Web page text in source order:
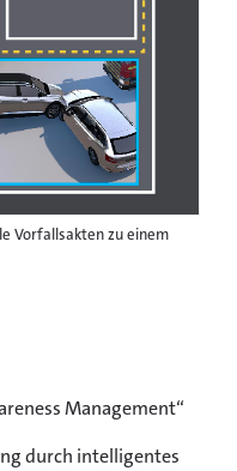
Vorfallsakten zu einem
Management“
durch intelligentes